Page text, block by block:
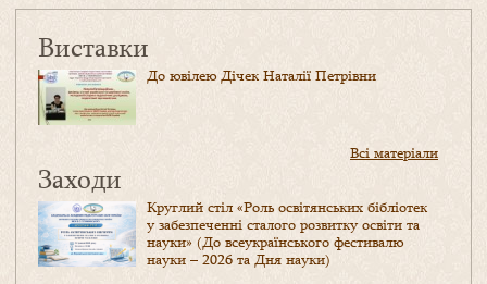
Виставки
До ювілею Дічек Наталії Петрівни
Всі матеріали
Заходи
Круглий стіл «Роль освітянських бібліотек
у забезпеченні сталого розвитку освіти та
науки» (До всеукраїнського фестивалю
науки – 2026 та Дня науки)